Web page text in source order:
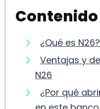
¿Qué es N26?
Ventajas y
N26
¿Por qué